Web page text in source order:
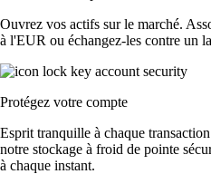
Ouvrez vos actifs sur le marché.
à l'EUR ou échangez-les contre un
Protégez votre compte
Esprit tranquille à chaque
notre stockage à froid de pointe
à chaque instant.